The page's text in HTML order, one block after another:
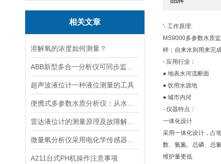
相关文章
溶解氧的浓度如何测量？
超声波液位计一种液位测量的工具
A211台式PH机操作注意事项
'- 工作原理:
MS9000多参数水质
样；自来水则用来完
- 应用行业：
● 地表水河流断面
● 饮用水源地
● 城市内河
- 仪器特点：
一体化设计
采用一体化设计，占
数、氨氮、总磷、总
维护量更低